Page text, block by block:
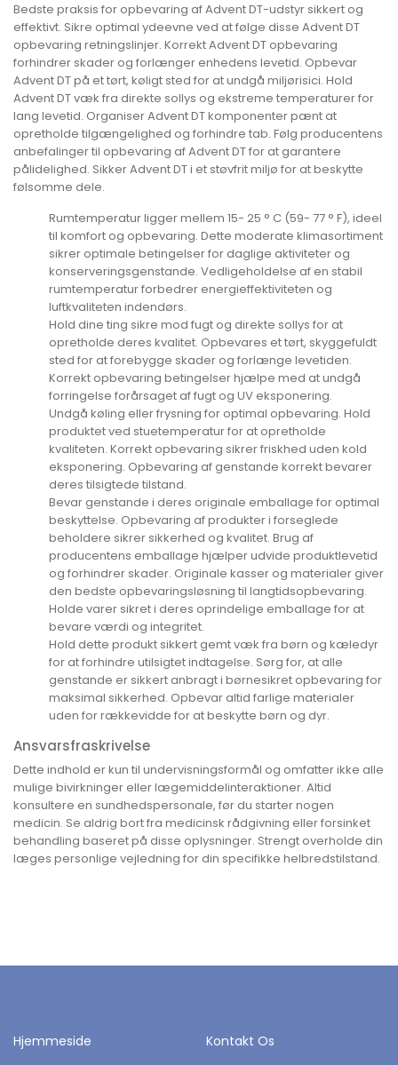
Bedste praksis for opbevaring af Advent DT-udstyr sikkert og
effektivt. Sikre optimal ydeevne ved at følge disse Advent DT
opbevaring retningslinjer. Korrekt Advent DT opbevaring
forhindrer skader og forlænger enhedens levetid. Opbevar
Advent DT på et tørt, køligt sted for at undgå miljørisici. Hold
Advent DT væk fra direkte sollys og ekstreme temperaturer for
lang levetid. Organiser Advent DT komponenter pænt at
opretholde tilgængelighed og forhindre tab. Følg producentens
anbefalinger til opbevaring af Advent DT for at garantere
pålidelighed. Sikker Advent DT i et støvfrit miljø for at beskytte
følsomme dele.
Rumtemperatur ligger mellem 15- 25 ° C (59- 77 ° F), ideel
til komfort og opbevaring. Dette moderate klimasortiment
sikrer optimale betingelser for daglige aktiviteter og
konserveringsgenstande. Vedligeholdelse af en stabil
rumtemperatur forbedrer energieffektiviteten og
luftkvaliteten indendørs.
Hold dine ting sikre mod fugt og direkte sollys for at
opretholde deres kvalitet. Opbevares et tørt, skyggefuldt
sted for at forebygge skader og forlænge levetiden.
Korrekt opbevaring betingelser hjælpe med at undgå
forringelse forårsaget af fugt og UV eksponering.
Undgå køling eller frysning for optimal opbevaring. Hold
produktet ved stuetemperatur for at opretholde
kvaliteten. Korrekt opbevaring sikrer friskhed uden kold
eksponering. Opbevaring af genstande korrekt bevarer
deres tilsigtede tilstand.
Bevar genstande i deres originale emballage for optimal
beskyttelse. Opbevaring af produkter i forseglede
beholdere sikrer sikkerhed og kvalitet. Brug af
producentens emballage hjælper udvide produktlevetid
og forhindrer skader. Originale kasser og materialer giver
den bedste opbevaringsløsning til langtidsopbevaring.
Holde varer sikret i deres oprindelige emballage for at
bevare værdi og integritet.
Hold dette produkt sikkert gemt væk fra børn og kæledyr
for at forhindre utilsigtet indtagelse. Sørg for, at alle
genstande er sikkert anbragt i børnesikret opbevaring for
maksimal sikkerhed. Opbevar altid farlige materialer
uden for rækkevidde for at beskytte børn og dyr.
Ansvarsfraskrivelse
Dette indhold er kun til undervisningsformål og omfatter ikke alle
mulige bivirkninger eller lægemiddelinteraktioner. Altid
konsultere en sundhedspersonale, før du starter nogen
medicin. Se aldrig bort fra medicinsk rådgivning eller forsinket
behandling baseret på disse oplysninger. Strengt overholde din
læges personlige vejledning for din specifikke helbredstilstand.
Hjemmeside
Kontakt Os